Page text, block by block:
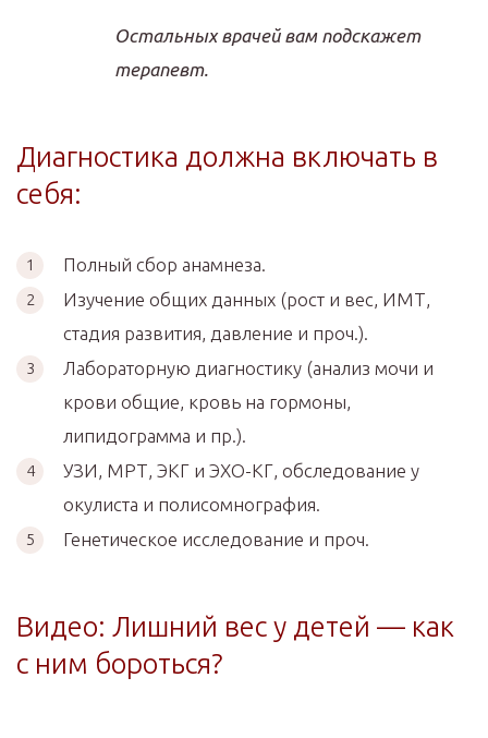
Остальных врачей вам подскажет
терапевт.
Диагностика должна включать в
себя:
Полный сбор анамнеза.
Изучение общих данных (рост и вес, ИМТ,
стадия развития, давление и проч.).
Лабораторную диагностику (анализ мочи и
крови общие, кровь на гормоны,
липидограмма и пр.).
УЗИ, МРТ, ЭКГ и ЭХО-КГ, обследование у
окулиста и полисомнография.
Генетическое исследование и проч.
Видео: Лишний вес у детей — как
с ним бороться?